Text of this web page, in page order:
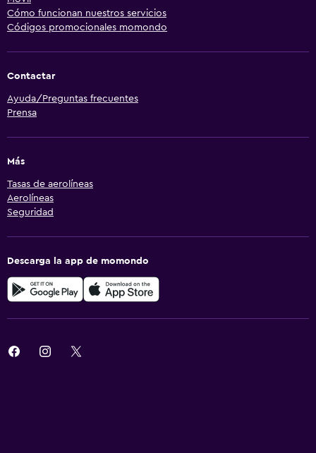
Cómo funcionan nuestros servicios
Códigos promocionales momondo
Contactar
Ayuda/Preguntas frecuentes
Prensa
Más
Tasas de aerolíneas
Aerolíneas
Seguridad
Descarga la app de momondo